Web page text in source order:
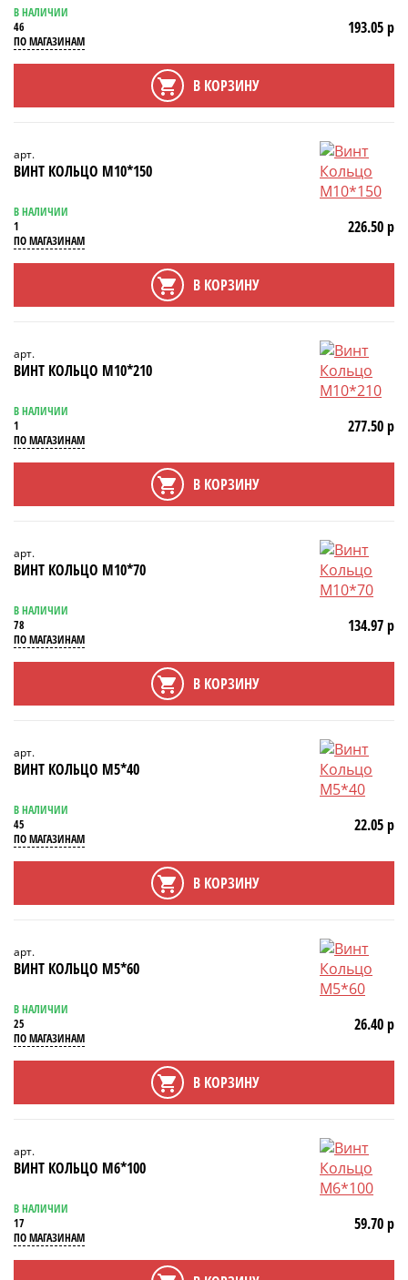
В НАЛИЧИИ
46
ПО МАГАЗИНАМ
193.05 р
В КОРЗИНУ
арт.
ВИНТ КОЛЬЦО М10*150
В НАЛИЧИИ
1
ПО МАГАЗИНАМ
226.50 р
В КОРЗИНУ
арт.
ВИНТ КОЛЬЦО М10*210
В НАЛИЧИИ
1
ПО МАГАЗИНАМ
277.50 р
В КОРЗИНУ
арт.
ВИНТ КОЛЬЦО М10*70
В НАЛИЧИИ
78
ПО МАГАЗИНАМ
134.97 р
В КОРЗИНУ
арт.
ВИНТ КОЛЬЦО М5*40
В НАЛИЧИИ
45
ПО МАГАЗИНАМ
22.05 р
В КОРЗИНУ
арт.
ВИНТ КОЛЬЦО М5*60
В НАЛИЧИИ
25
ПО МАГАЗИНАМ
26.40 р
В КОРЗИНУ
арт.
ВИНТ КОЛЬЦО М6*100
В НАЛИЧИИ
17
ПО МАГАЗИНАМ
59.70 р